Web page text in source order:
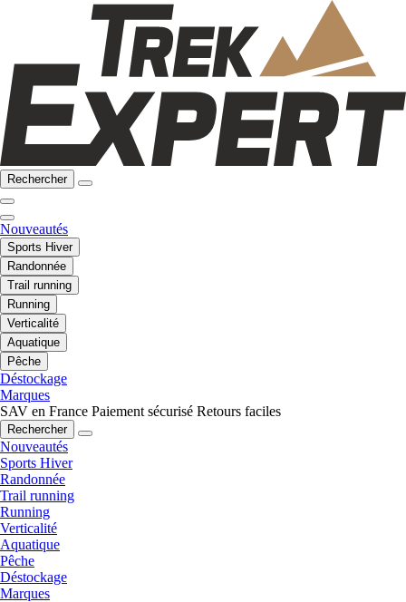
Rechercher
Nouveautés
Sports Hiver
Randonnée
Trail running
Running
Verticalité
Aquatique
Pêche
Déstockage
Marques
SAV en France Paiement sécurisé Retours faciles
Rechercher
Nouveautés
Sports Hiver
Randonnée
Trail running
Running
Verticalité
Aquatique
Pêche
Déstockage
Marques